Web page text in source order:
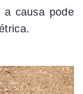
a causa pode